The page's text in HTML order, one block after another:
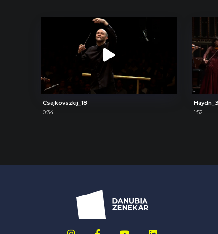
Csajkovszkij_18
0:34
Haydn_3
1:52